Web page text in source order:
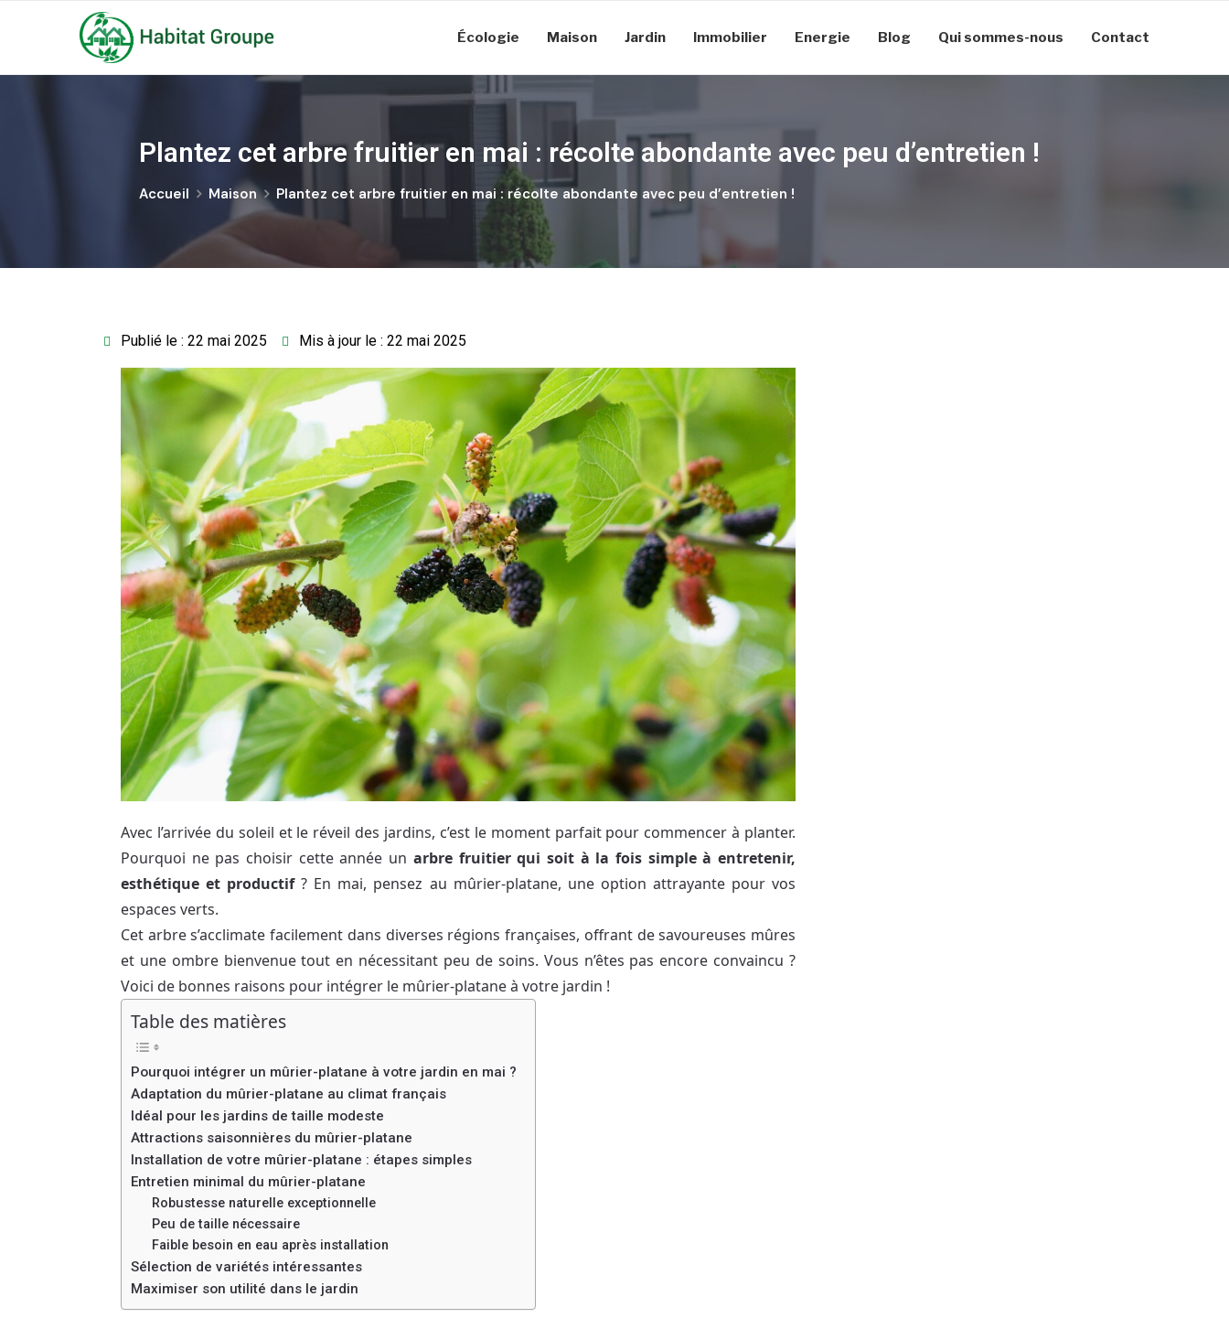
Écologie Maison Jardin Immobilier Energie Blog Qui sommes-nous Contact
Plantez cet arbre fruitier en mai : récolte abondante avec peu d’entretien !
Accueil Maison Plantez cet arbre fruitier en mai : récolte abondante avec peu d’entretien !
Publié le : 22 mai 2025 Mis à jour le : 22 mai 2025
Avec l’arrivée du soleil et le réveil des jardins, c’est le moment parfait pour commencer à planter.
Pourquoi ne pas choisir cette année un arbre fruitier qui soit à la fois simple à entretenir,
esthétique et productif? En mai, pensez au mûrier-platane, une option attrayante pour vos
espaces verts.
Cet arbre s’acclimate facilement dans diverses régions françaises, offrant de savoureuses mûres
et une ombre bienvenue tout en nécessitant peu de soins. Vous n’êtes pas encore convaincu ?
Voici de bonnes raisons pour intégrer le mûrier-platane à votre jardin !
Table des matières
Pourquoi intégrer un mûrier-platane à votre jardin en mai ?
Adaptation du mûrier-platane au climat français
Idéal pour les jardins de taille modeste
Attractions saisonnières du mûrier-platane
Installation de votre mûrier-platane : étapes simples
Entretien minimal du mûrier-platane
Robustesse naturelle exceptionnelle
Peu de taille nécessaire
Faible besoin en eau après installation
Sélection de variétés intéressantes
Maximiser son utilité dans le jardin